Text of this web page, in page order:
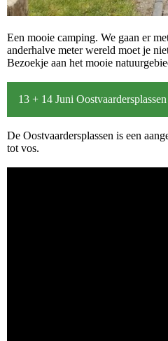
Een mooie camping. We gaan er
anderhalve meter wereld moet je
Bezoekje aan het mooie
13 + 14 Juni Oostvaardersplassen
De Oostvaardersplassen is een
tot vos.